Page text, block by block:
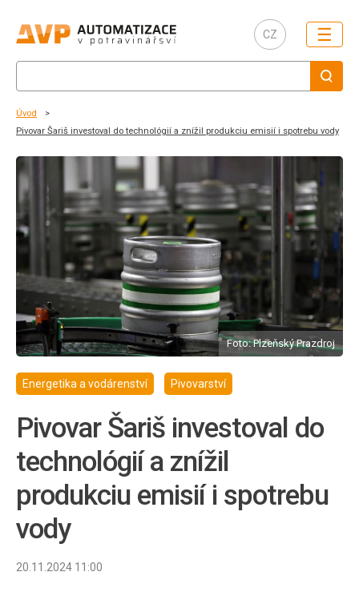
CZ ☰
Úvod
Pivovar Šariš investoval do technológií a znížil produkciu emisií i spotrebu vody
Foto: Plzeňský Prazdroj
Energetika a vodárenství Pivovarství
Pivovar Šariš investoval do
technológií a znížil
produkciu emisií i spotrebu
vody
20.11.2024 11:00